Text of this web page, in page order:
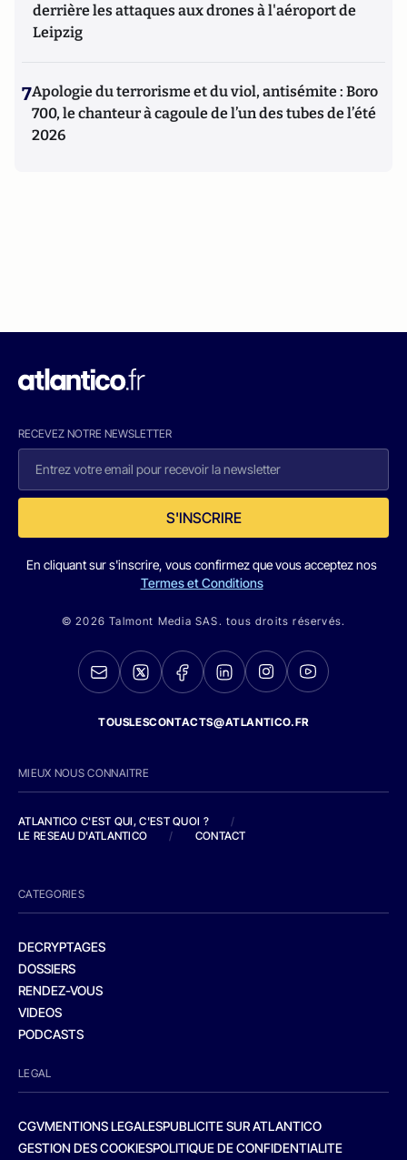
derrière les attaques aux drones à l'aéroport de
Leipzig
7Apologie du terrorisme et du viol, antisémite : Boro
700, le chanteur à cagoule de l’un des tubes de l’été
2026
RECEVEZ NOTRE NEWSLETTER
S'INSCRIRE
En cliquant sur s'inscrire, vous confirmez que vous acceptez nos
Termes et Conditions
© 2026 Talmont Media SAS. tous droits réservés.
TOUSLESCONTACTS@ATLANTICO.FR
MIEUX NOUS CONNAITRE
ATLANTICO C'EST QUI, C'EST QUOI ?
/
LE RESEAU D'ATLANTICO
/ CONTACT
CATEGORIES
DECRYPTAGES
DOSSIERS
RENDEZ-VOUS
VIDEOS
PODCASTS
LEGAL
CGVMENTIONS LEGALESPUBLICITE SUR ATLANTICO
GESTION DES COOKIESPOLITIQUE DE CONFIDENTIALITE